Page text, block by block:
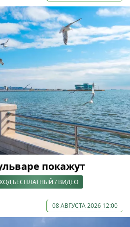
покажут
БЕСПЛАТНЫЙ / ВИДЕО
08 АВГУСТА 2026 12:00